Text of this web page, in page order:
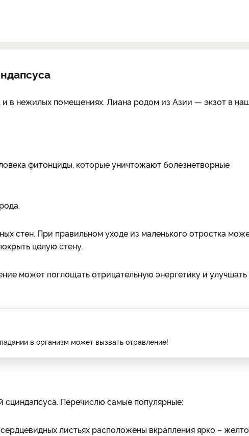
и в нежилых помещениях. Лиана родом из Азии — экзот в
фитонциды, которые уничтожают болезнетворные
стен. При правильном уходе из маленького отростка
целую стену.
может поглощать отрицательную энергетику и улучшать
в организм может вызвать отравление!
Перечислю самые популярные:
листьях расположены вкрапления ярко –